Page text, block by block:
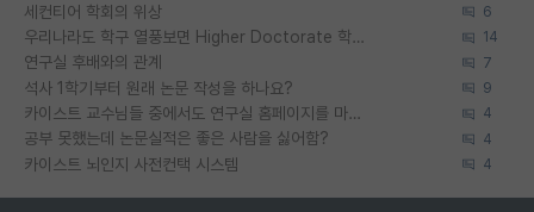
세컨티어 학회의 위상 6
우리나라도 학구 열풍보면 Higher Doctorate 학위가 필요하다고 봅니다. 14
연구실 후배와의 관계 7
석사 1학기부터 원래 논문 작성을 하나요? 9
카이스트 교수님들 중에서도 연구실 홈페이지를 마련 안 하신 분들이 계시던데 4
공부 못했는데 논문실적은 좋은 사람을 싫어함? 4
카이스트 뇌인지 사전컨택 시스템 4